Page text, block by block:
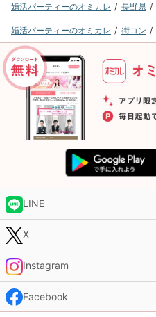
婚活パーティーのオミカレ 長野県
婚活パーティーのオミカレ 街コン
LINE
X
Instagram
Facebook